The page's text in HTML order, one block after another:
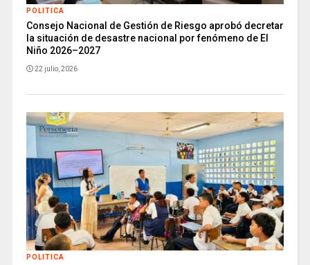
POLITICA
Consejo Nacional de Gestión de Riesgo aprobó decretar
la situación de desastre nacional por fenómeno de El
Niño 2026–2027
22 julio, 2026
POLITICA